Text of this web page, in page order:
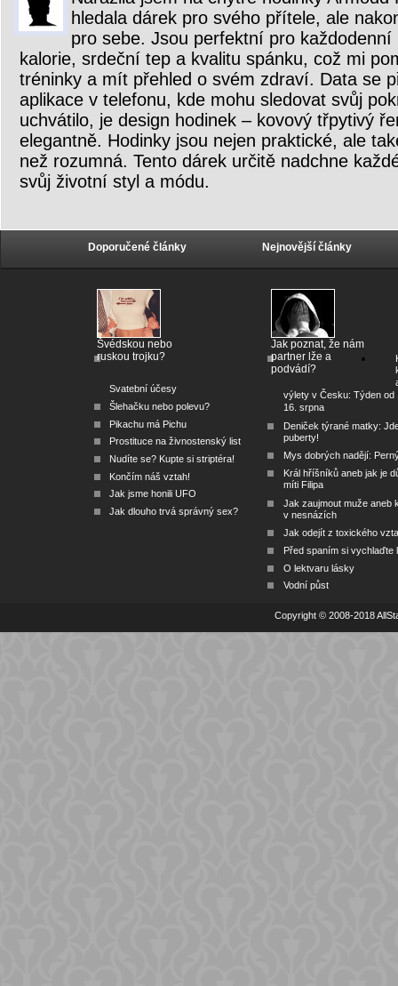
hledala dárek pro svého přítele, ale
pro sebe. Jsou perfektní pro
kalorie, srdeční tep a kvalitu spánku, což mi
tréninky a mít přehled o svém zdraví. Data se
aplikace v telefonu, kde mohu sledovat svůj
uchvátilo, je design hodinek – kovový třpytivý
elegantně. Hodinky jsou nejen praktické, ale
než rozumná. Tento dárek určitě nadchne
svůj životní styl a módu.
Doporučené články
Švédskou nebo
ruskou trojku?
Svatební účesy
Šlehačku nebo polevu?
Pikachu má Pichu
Prostituce na živnostenský list
Nudíte se? Kupte si striptéra!
Končím náš vztah!
Jak jsme honili UFO
Jak dlouho trvá správný sex?
Nejnovější články
Jak poznat, že nám
partner lže a
podvádí?
výlety v Česku: Týden od
16. srpna
Deniček týrané matky:
puberty!
Mys dobrých nadějí:
Král hříšníků aneb jak je
míti Filipa
Jak zaujmout muže aneb
v nesnázích
Jak odejít z toxického
Před spaním si vychlaďte
O lektvaru lásky
Vodní půst
Copyright © 2008-2018